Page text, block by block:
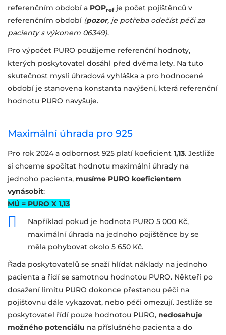
referenčním období a POPrefje počet pojištěnců v
referenčním období (pozor, je potřeba odečíst péči za
pacienty s výkonem 06349).
Pro výpočet PURO použijeme referenční hodnoty,
kterých poskytovatel dosáhl před dvěma lety. Na tuto
skutečnost myslí úhradová vyhláška a pro hodnocené
období je stanovena konstanta navýšení, která referenční
hodnotu PURO navyšuje.
Maximální úhrada pro 925
Pro rok 2024 a odbornost 925 platí koeficient 1,13. Jestliže
si chceme spočítat hodnotu maximální úhrady na
jednoho pacienta, musíme PURO koeficientem
vynásobit:
MÚ = PURO X 1,13
Například pokud je hodnota PURO 5 000 Kč,
maximální úhrada na jednoho pojištěnce by se
měla pohybovat okolo 5 650 Kč.
Řada poskytovatelů se snaží hlídat náklady na jednoho
pacienta a řídí se samotnou hodnotou PURO. Někteří po
dosažení limitu PURO dokonce přestanou péči na
pojišťovnu dále vykazovat, nebo péči omezují. Jestliže se
poskytovatel řídí pouze hodnotou PURO, nedosahuje
možného potenciálu na příslušného pacienta a do